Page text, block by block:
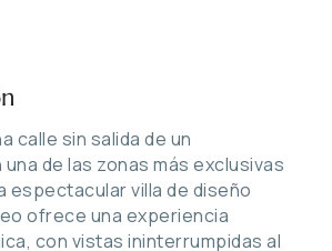
calle sin salida de un
de las zonas más exclusivas
espectacular villa de diseño
ofrece una experiencia
con vistas ininterrumpidas al